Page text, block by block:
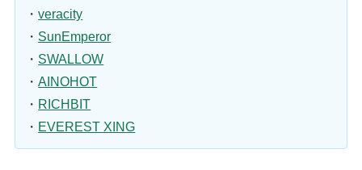
・veracity
・ SunEmperor
・ SWALLOW
・AINOHOT
・ RICHBIT
・ EVEREST XING